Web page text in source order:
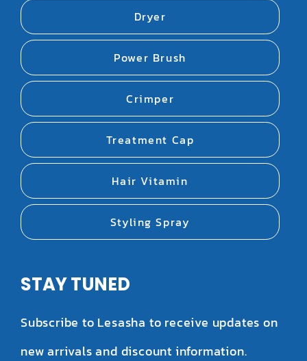
Dryer
Power Brush
Crimper
Treatment Cap
Hair Vitamin
Styling Spray
STAY TUNED
Subscribe to Lesasha to receive updates on
new arrivals and discount information.